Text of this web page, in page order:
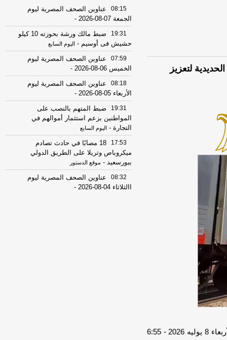
لتعزيز
نشر في: الأربعاء 8 يوليه 2026 - 6:55 م | آخر تحديث: الأربعاء 8 يوليه 2026 - 6:55
08:15
عناوين الصحف المصرية ليوم
الجمعة 07-08-2026
-
19:31
ضبط مالك ورشة بحوزته 10 كيلو
حشيش فى أوسيم - اليوم السابع
07:59
عناوين الصحف المصرية ليوم
الخميس 06-08-2026
-
08:18
عناوين الصحف المصرية ليوم
الأربعاء 05-08-2026
-
19:31
ضبط المتهم بالنصب على
المواطنين بزعم استثمار أموالهم في
التجارة - اليوم السابع
17:53
18 مصابًا في حادث تصادم
ميكروباص وتريلا على الطريق الدولي
ببورسعيد - موقع الدستور
08:32
عناوين الصحف المصرية ليوم
االثلاثاء 04-08-2026
-